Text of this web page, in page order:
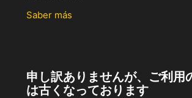
Saber más
申し訳ありませんが、ご利用
は古くなっております